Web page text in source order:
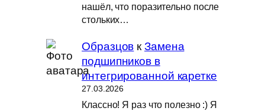
нашёл, что поразительно после
стольких…
Образцов кЗамена
подшипников в
интегрированной каретке
27.03.2026
Классно! Я раз что полезно :) Я